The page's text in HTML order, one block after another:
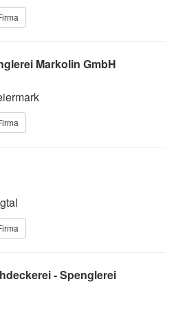
Markolin GmbH
- Spenglerei